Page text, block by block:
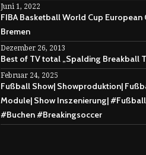
Juni 1, 2022
FIBA Basketball World Cup European
Bremen
Dezember 26, 2013
Best of TV total „Spalding Breakball
Februar 24, 2025
Fußball Show| Showproduktion|
Module| Show Inszenierung|
#Buchen #Breakingsoccer